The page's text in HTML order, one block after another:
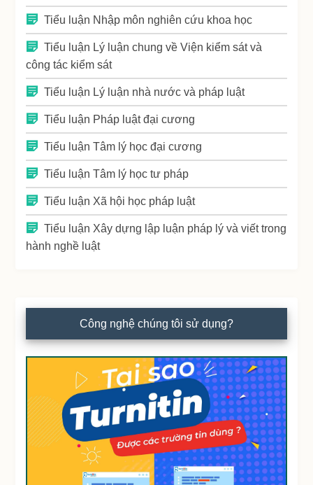
Tiểu luận Nhập môn nghiên cứu khoa học
Tiểu luận Lý luận chung về Viện kiểm sát và
công tác kiểm sát
Tiểu luận Lý luận nhà nước và pháp luật
Tiểu luận Pháp luật đại cương
Tiểu luận Tâm lý học đại cương
Tiểu luận Tâm lý học tư pháp
Tiểu luận Xã hội học pháp luật
Tiểu luận Xây dựng lập luận pháp lý và viết trong
hành nghề luật
Công nghệ chúng tôi sử dụng?